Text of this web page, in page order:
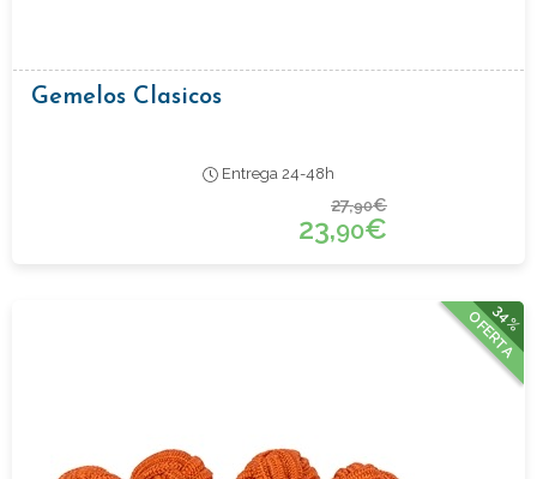
Gemelos Clasicos
Entrega 24-48h
27,90€
23,90€
34%
OFERTA